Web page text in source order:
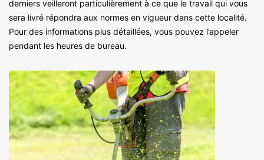
derniers veilleront particulièrement à ce que le travail qui vous
sera livré répondra aux normes en vigueur dans cette localité.
Pour des informations plus détaillées, vous pouvez l’appeler
pendant les heures de bureau.